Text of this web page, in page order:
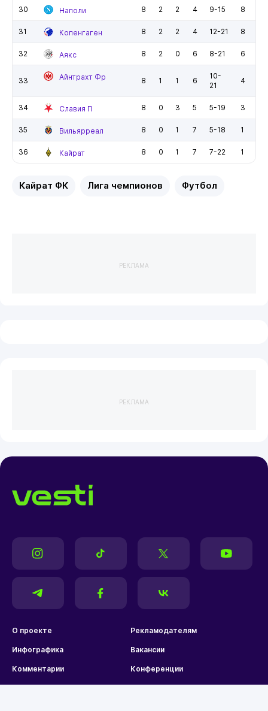
30 Наполи 8 2 2 4 9-15 8
31 Копенгаген 8 2 2 4 12-21 8
32 Аякс 8 2 0 6 8-21 6
33 Айнтрахт Фр 8 1 1 6
10-
21
4
34 Славия П 8 0 3 5 5-19 3
35 Вильярреал 8 0 1 7 5-18 1
36 Кайрат 8 0 1 7 7-22 1
Кайрат ФК Лига чемпионов Футбол
РЕКЛАМА
РЕКЛАМА
О проекте Рекламодателям
Инфографика Вакансии
Комментарии Конференции